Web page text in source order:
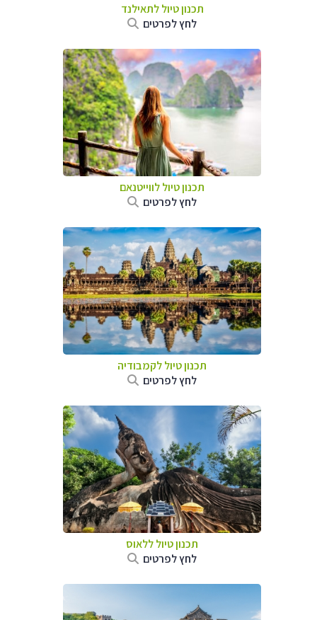
תכנון טיול לתאילנד
לחץ לפרטים
תכנון טיול לווייטנאם
לחץ לפרטים
תכנון טיוללקמבודיה
לחץ לפרטים
תכנון טיולללאוס
לחץ לפרטים